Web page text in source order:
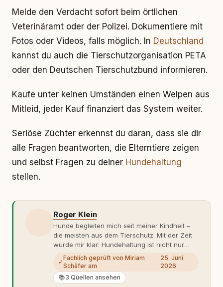
Melde den Verdacht sofort beim örtlichen
Veterinäramt oder der Polizei. Dokumentiere mit
Fotos oder Videos, falls möglich. In Deutschland
kannst du auch die Tierschutzorganisation PETA
oder den Deutschen Tierschutzbund informieren.
Kaufe unter keinen Umständen einen Welpen aus
Mitleid, jeder Kauf finanziert das System weiter.
Seriöse Züchter erkennst du daran, dass sie dir
alle Fragen beantworten, die Elterntiere zeigen
und selbst Fragen zu deiner Hundehaltung
stellen.
Roger Klein
Hunde begleiten mich seit meiner Kindheit –
die meisten aus dem Tierschutz. Mit der Zeit
wurde mir klar: Hundehaltung ist nicht nur
Gefühl, sondern Verantwortung und
Fachwissen. Der Wendepunkt kam mit meinem
ersten Welpen. Plötzlich reichte Erfahrung
allein nicht mehr. Ich begann mich intensiv mit
✓
Fachlich geprüft von Miriam
Schäfer am
25. Juni
2026
📚3 Quellen ansehen